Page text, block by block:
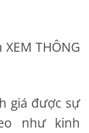
THÔNG
giá được sự
như kinh